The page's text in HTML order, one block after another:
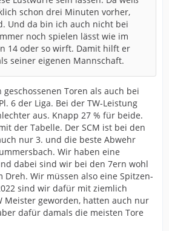
schon drei Minuten vorher,
Und da bin ich auch nicht bei
noch spielen lässt wie im
14 oder so wirft. Damit hilft er
seiner eigenen Mannschaft.
Toren als auch bei
6 der Liga. Bei der TW-Leistung
aus. Knapp 27 % für beide.
der Tabelle. Der SCM ist bei den
nur 3. und die beste Abwehr
Wir haben eine
dabei sind wir bei den 7ern wohl
Dreh. Wir müssen also eine Spitzen-
sind wir dafür mit ziemlich
Meister geworden, hatten auch nur
dafür damals die meisten Tore